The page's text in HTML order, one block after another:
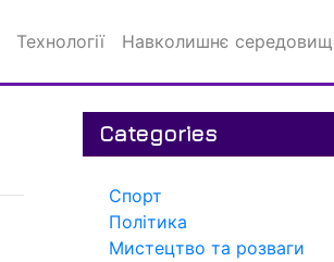
Технології Навколишнє
Categories
Спорт
Політика
Мистецтво та розваги